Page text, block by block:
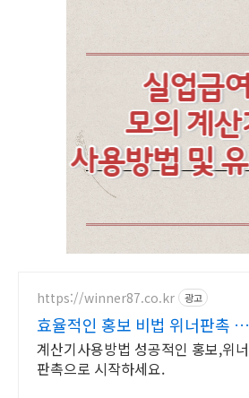
https://winner87.co.kr 광고
효율적인 홍보 비법 위너판촉 성
공을 담다. 판촉의시작!
계산기사용방법 성공적인 홍보,위너
판촉으로 시작하세요.